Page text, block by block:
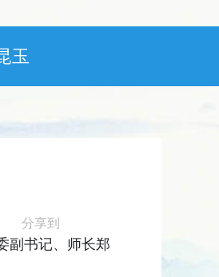
玉
分享到
副书记、师长郑